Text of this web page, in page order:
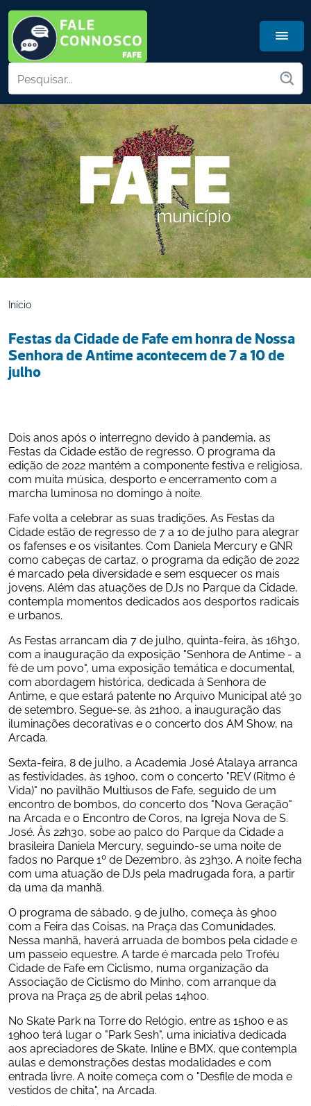
Início
Festas da Cidade de Fafe em honra de Nossa
Senhora de Antime acontecem de 7 a 10 de
julho
Dois anos após o interregno devido à pandemia, as
Festas da Cidade estão de regresso. O programa da
edição de 2022 mantém a componente festiva e religiosa,
com muita música, desporto e encerramento com a
marcha luminosa no domingo à noite.
Fafe volta a celebrar as suas tradições. As Festas da
Cidade estão de regresso de 7 a 10 de julho para alegrar
os fafenses e os visitantes. Com Daniela Mercury e GNR
como cabeças de cartaz, o programa da edição de 2022
é marcado pela diversidade e sem esquecer os mais
jovens. Além das atuações de DJs no Parque da Cidade,
contempla momentos dedicados aos desportos radicais
e urbanos.
As Festas arrancam dia 7 de julho, quinta-feira, às 16h30,
com a inauguração da exposição "Senhora de Antime - a
fé de um povo", uma exposição temática e documental,
com abordagem histórica, dedicada à Senhora de
Antime, e que estará patente no Arquivo Municipal até 30
de setembro. Segue-se, às 21h00, a inauguração das
iluminações decorativas e o concerto dos AM Show, na
Arcada.
Sexta-feira, 8 de julho, a Academia José Atalaya arranca
as festividades, às 19h00, com o concerto "REV (Ritmo é
Vida)" no pavilhão Multiusos de Fafe, seguido de um
encontro de bombos, do concerto dos "Nova Geração"
na Arcada e o Encontro de Coros, na Igreja Nova de S.
José. Às 22h30, sobe ao palco do Parque da Cidade a
brasileira Daniela Mercury, seguindo-se uma noite de
fados no Parque 1º de Dezembro, às 23h30. A noite fecha
com uma atuação de DJs pela madrugada fora, a partir
da uma da manhã.
O programa de sábado, 9 de julho, começa às 9h00
com a Feira das Coisas, na Praça das Comunidades.
Nessa manhã, haverá arruada de bombos pela cidade e
um passeio equestre. A tarde é marcada pelo Troféu
Cidade de Fafe em Ciclismo, numa organização da
Associação de Ciclismo do Minho, com arranque da
prova na Praça 25 de abril pelas 14h00.
No Skate Park na Torre do Relógio, entre as 15h00 e as
19h00 terá lugar o "Park Sesh", uma iniciativa dedicada
aos apreciadores de Skate, Inline e BMX, que contempla
aulas e demonstrações destas modalidades e com
entrada livre. A noite começa com o "Desfile de moda e
vestidos de chita", na Arcada.